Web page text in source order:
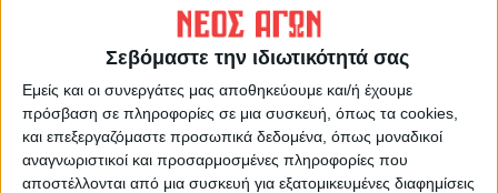
Σεβόμαστε την ιδιωτικότητά σας
Εμείς και οι συνεργάτες μας αποθηκεύουμε και/ή έχουμε
πρόσβαση σε πληροφορίες σε μια συσκευή, όπως τα cookies,
και επεξεργαζόμαστε προσωπικά δεδομένα, όπως μοναδικοί
αναγνωριστικοί και προσαρμοσμένες πληροφορίες που
αποστέλλονται από μια συσκευή για εξατομικευμένες διαφημίσεις
https://neosagon.gr
Η Αρχαιότερη Καθημερινή Πρωινή Εφημερίδα της Καρδίτσας
ΠΑΡΟΜΟΙΑ ΑΡΘΡΑ